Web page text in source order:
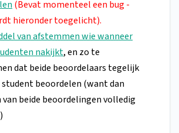
(Bevat momenteel een bug -
hieronder toegelicht).
van afstemmen wie wanneer
nakijkt, en zo te
dat beide beoordelaars tegelijk
student beoordelen (want dan
van beide beoordelingen volledig